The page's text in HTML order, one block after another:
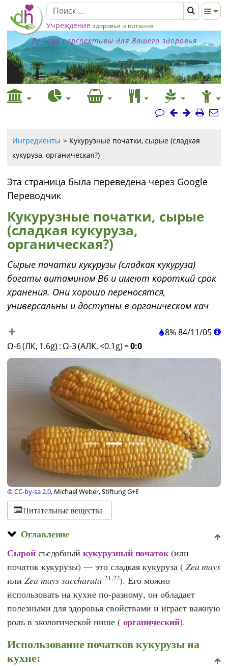
Учреждение здоровья и питания
Лучшие перспективы для Вашего здоровья
Ингредиенты
Кукурузные початки, сырые (сладкая
кукуруза, органическая?)
Эта страница была переведена через Google
Переводчик
Кукурузные початки, сырые
(сладкая кукуруза,
органическая?)
Сырые початки кукурузы (сладкая кукуруза)
богаты витамином B6 и имеют короткий срок
хранения. Они хорошо переносятся,
универсальны и доступны в органическом кач
8%84/11/05
Ω-6 (ЛК, 1.6g) :Ω-3 (АЛК, <0.1g) =0:0
©CC-by-sa 2.0, Michael Weber, Stiftung G+E
Питательные вещества
Оглавление
Сыройсъедобныйкукурузный початок (или
початок кукурузы) — это сладкая кукуруза ( Zea mays
или Zea mays saccharata 21,22). Его можно
использовать на кухне по-разному, он обладает
полезными для здоровья свойствами и играет важную
роль в экологической нише ( органический).
Использование початков кукурузы на
кухне: